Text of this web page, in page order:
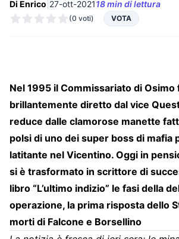
Di Enrico 27-ott-202118 min di lettura
(0 voti) VOTA
Nel 1995 il Commissariato di Osimo
brillantemente diretto dal vice
reduce dalle clamorose manette
polsi di uno dei super boss di mafia
latitante nel Vicentino. Oggi in
si è trasformato in scrittore di
libro “L’ultimo indizio” le fasi della
operazione, la prima risposta dello
morti di Falcone e Borsellino